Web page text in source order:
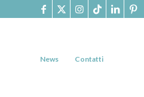
News Contatti